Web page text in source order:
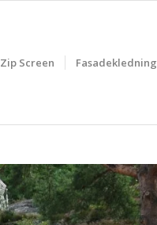
Zip Screen Fasadekledning